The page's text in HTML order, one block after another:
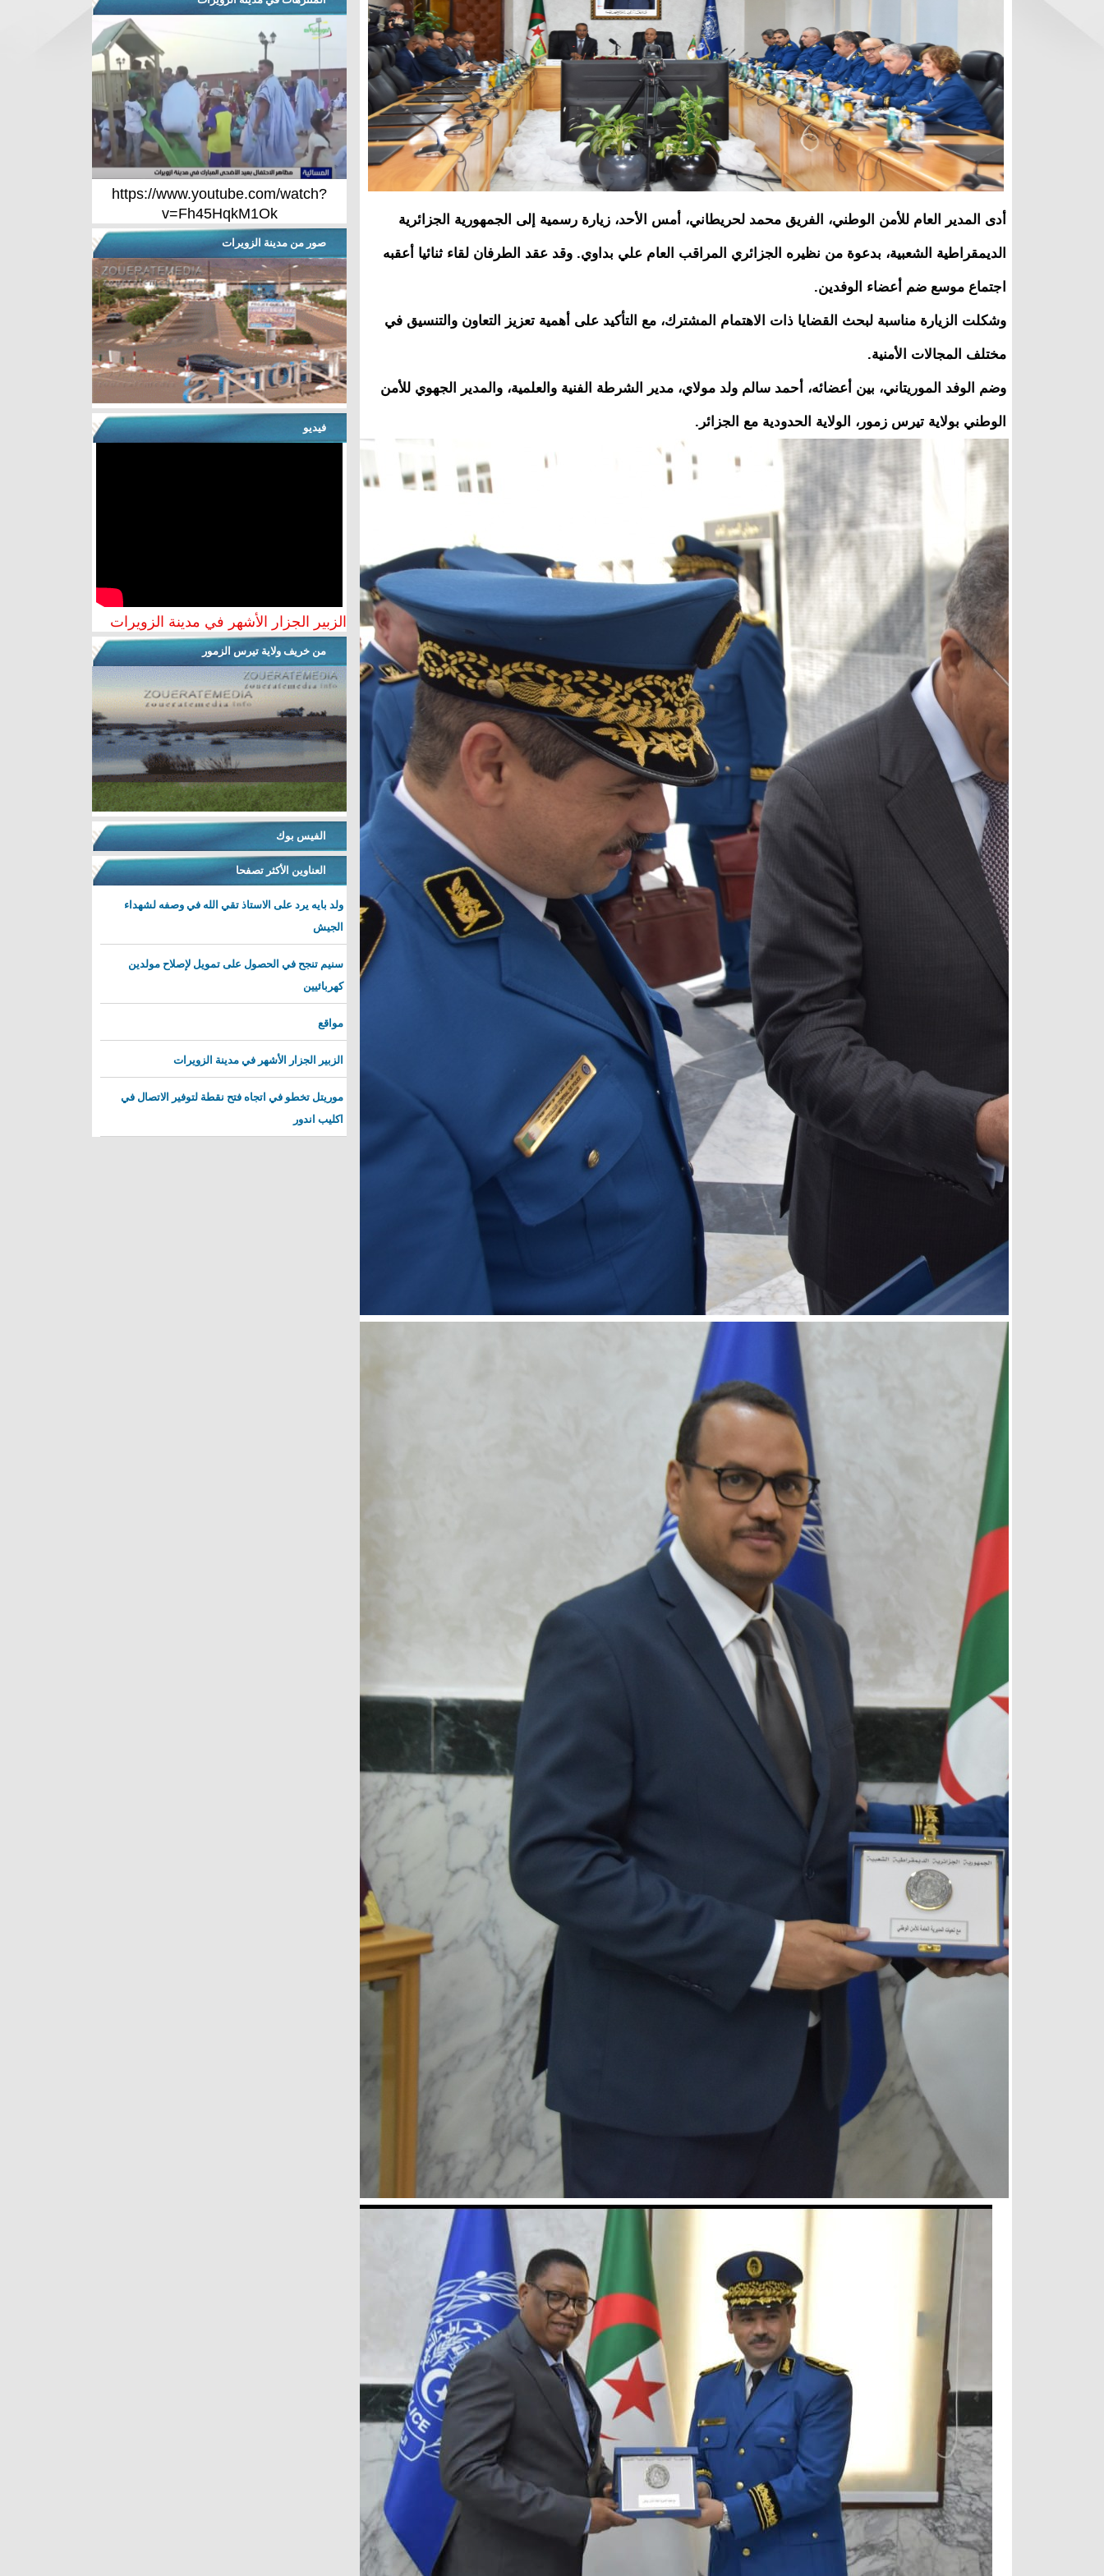
أدى المدير العام للأمن الوطني، الفريق محمد لحريطاني، أمس الأحد، زيارة رسمية إلى الجمهورية الجزائرية
الديمقراطية الشعبية، بدعوة من نظيره الجزائري المراقب العام علي بداوي. وقد عقد الطرفان لقاء ثنائيا أعقبه
اجتماع موسع ضم أعضاء الوفدين.
وشكلت الزيارة مناسبة لبحث القضايا ذات الاهتمام المشترك، مع التأكيد على أهمية تعزيز التعاون والتنسيق في
مختلف المجالات الأمنية.
وضم الوفد الموريتاني، بين أعضائه، أحمد سالم ولد مولاي، مدير الشرطة الفنية والعلمية، والمدير الجهوي للأمن
الوطني بولاية تيرس زمور، الولاية الحدودية مع الجزائر.
https://www.youtube.com/watch?
v=Fh45HqkM1Ok
صور من مدينة الزويرات
فيديو
الزبير الجزار الأشهر في مدينة الزويرات
من خريف ولاية تيرس الزمور
الفيس بوك
العناوين الأكثر تصفحا
ولد بايه يرد على الاستاذ تقي الله في وصفه لشهداء
الجيش
سنيم تنجح في الحصول على تمويل لإصلاح مولدين
كهربائيين
مواقع
الزبير الجزار الأشهر في مدينة الزويرات
موريتل تخطو في اتجاه فتح نقطة لتوفير الاتصال في
اكليب اندور